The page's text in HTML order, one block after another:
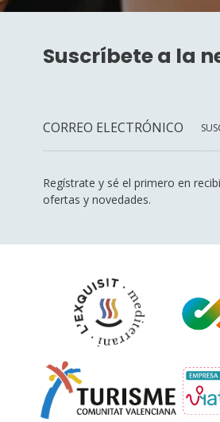
Suscríbete a la
Regístrate y sé el primero en
ofertas y novedades.